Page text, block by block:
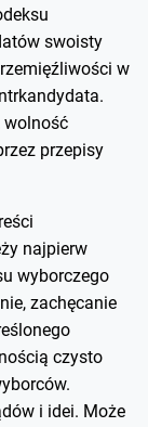
swoisty
w
wolność
przepisy
najpierw
wyborczego
zachęcanie
czysto
i idei. Może